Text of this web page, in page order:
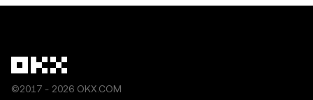
©2017 - 2026 OKX.COM